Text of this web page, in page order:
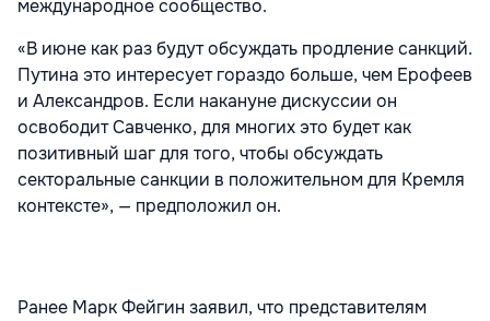
международное сообщество.
«В июне как раз будут обсуждать продление санкций.
Путина это интересует гораздо больше, чем Ерофеев
и Александров. Если накануне дискуссии он
освободит Савченко, для многих это будет как
позитивный шаг для того, чтобы обсуждать
секторальные санкции в положительном для Кремля
контексте», — предположил он.
Ранее Марк Фейгин заявил, что представителям